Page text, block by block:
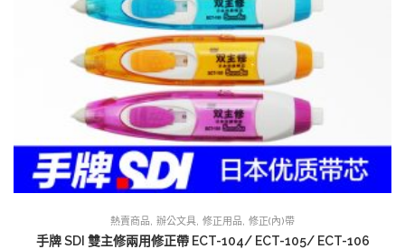
熱賣商品 辦公文具 修正用品 修正(內)帶
手牌 SDI 雙主修兩用修正帶 ECT-104/ ECT-105/ ECT-106